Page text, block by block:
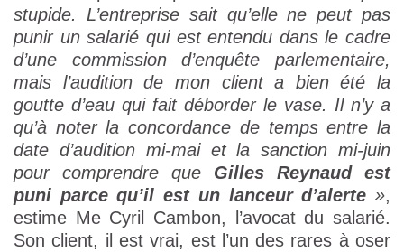
stupide. L’entreprise sait qu’elle ne peut pas
punir un salarié qui est entendu dans le cadre
d’une commission d’enquête parlementaire,
mais l’audition de mon client a bien été la
goutte d’eau qui fait déborder le vase. Il n’y a
qu’à noter la concordance de temps entre la
date d’audition mi-mai et la sanction mi-juin
pour comprendre que Gilles Reynaud est
puni parce qu’il est un lanceur d’alerte »,
estime Me Cyril Cambon, l’avocat du salarié.
Son client, il est vrai, est l’un des rares à oser